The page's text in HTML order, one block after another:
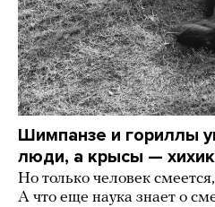
Шимпанзе и гориллы
люди, а крысы —
Но только человек
А что еще наука знает о